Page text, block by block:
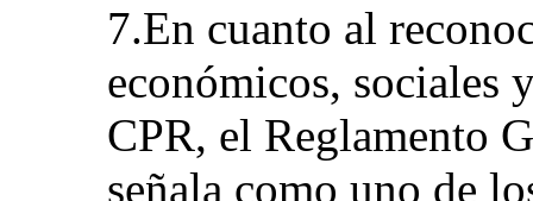
7.En cuanto al
económicos, sociales
CPR, el Reglamento
señala como uno de